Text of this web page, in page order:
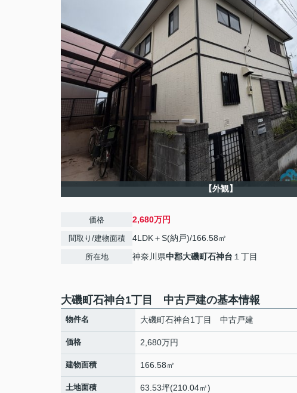
【外観】
価格 2,680万円
間取り/建物面積 4LDK＋S(納戸)/166.58㎡
所在地 神奈川県中郡大磯町石神台 １丁目
大磯町石神台1丁目 中古戸建の基本情報
物件名 大磯町石神台1丁目 中古戸建
価格 2,680万円
建物面積 166.58㎡
土地面積 63.53坪(210.04㎡)